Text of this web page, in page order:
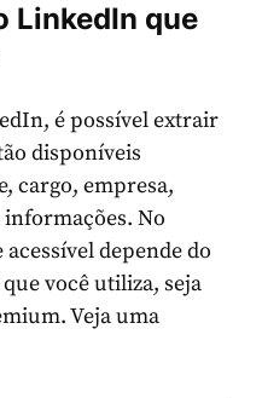
LinkedIn que
é possível extrair
disponíveis
cargo, empresa,
No
depende do
você utiliza, seja
Veja uma